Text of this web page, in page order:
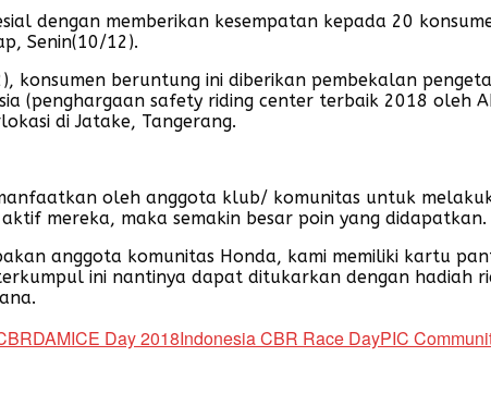
dengan memberikan kesempatan kepada 20
Senin(10/12).
konsumen beruntung ini diberikan pembekalan
(penghargaan safety riding center terbaik 2018 oleh
di Jatake, Tangerang.
oleh anggota klub/ komunitas untuk
mereka, maka semakin besar poin yang
anggota komunitas Honda, kami memiliki kartu
ini nantinya dapat ditukarkan dengan hadiah
DAMICE Day 2018Indonesia CBR Race DayPIC